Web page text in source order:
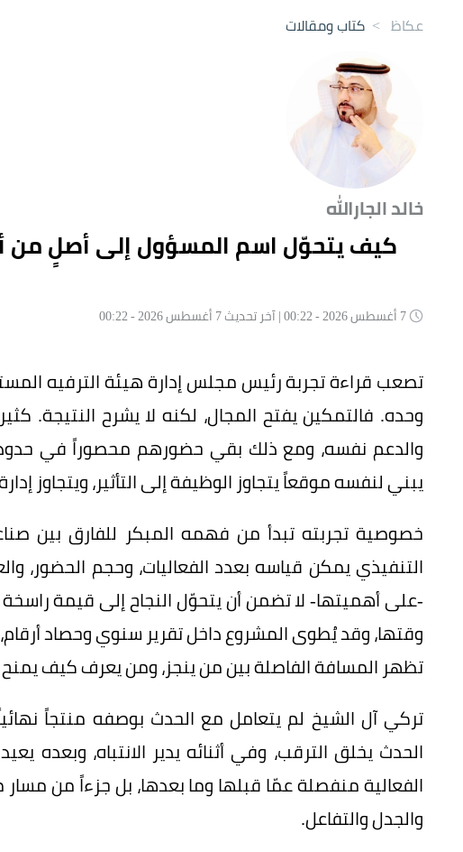
عكاظ > كتاب ومقالات
خالد الجارالله
كيف يتحوّل اسم المسؤول إلى أصلٍ من
تصعب قراءة تجربة رئيس مجلس إدارة هيئة الترفيه
وحده. فالتمكين يفتح المجال، لكنه لا يشرح النتيجة.
والدعم نفسه، ومع ذلك بقي حضورهم محصوراً في
يبني لنفسه موقعاً يتجاوز الوظيفة إلى التأثير، ويتجاوز
خصوصية تجربته تبدأ من فهمه المبكر للفارق بين
التنفيذي يمكن قياسه بعدد الفعاليات، وحجم الحضور،
-على أهميتها- لا تضمن أن يتحوّل النجاح إلى قيمة
وقتها، وقد يُطوى المشروع داخل تقرير سنوي وحصاد
تظهر المسافة الفاصلة بين من ينجز، ومن يعرف كيف يمنح
تركي آل الشيخ لم يتعامل مع الحدث بوصفه منتجاً
الحدث يخلق الترقب، وفي أثنائه يدير الانتباه، وبعده
الفعالية منفصلة عمّا قبلها وما بعدها، بل جزءاً من
والجدل والتفاعل.